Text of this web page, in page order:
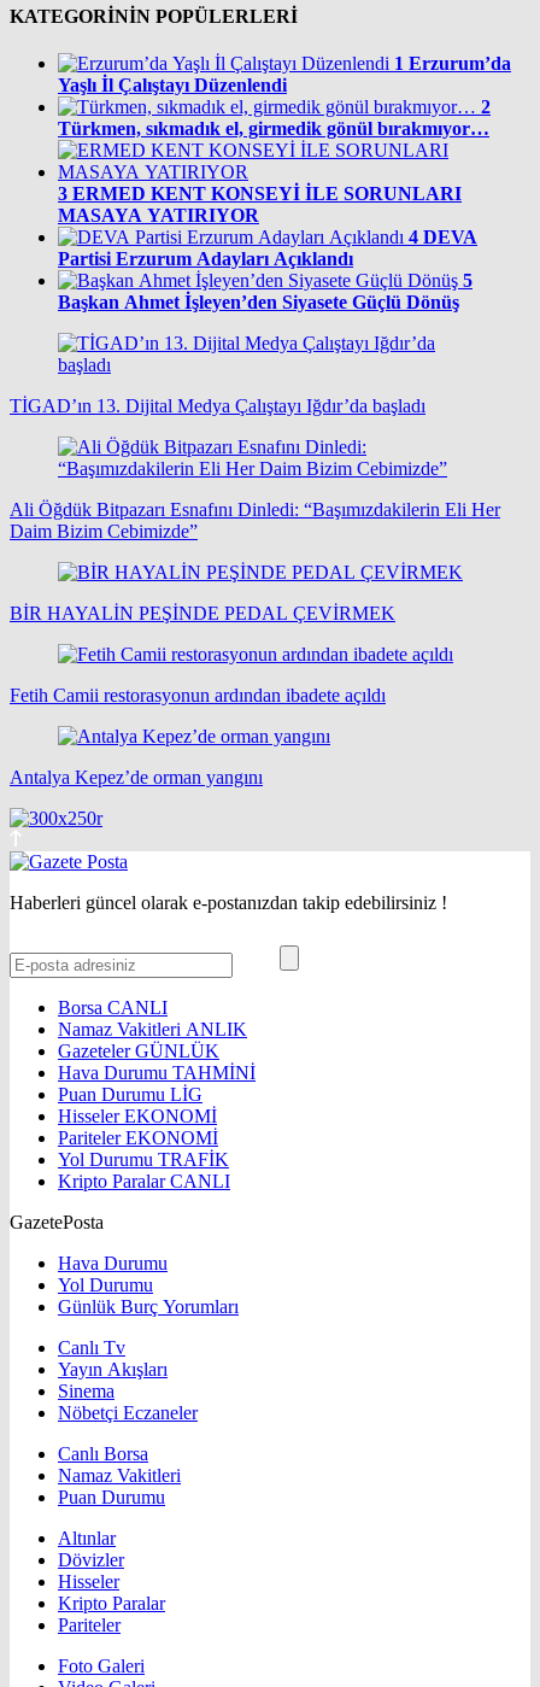
KATEGORİNİN POPÜLERLERİ
1 Erzurum’da
Yaşlı İl Çalıştayı Düzenlendi
2
Türkmen, sıkmadık el, girmedik gönül bırakmıyor…
3 ERMED KENT KONSEYİ İLE SORUNLARI
MASAYA YATIRIYOR
4 DEVA
Partisi Erzurum Adayları Açıklandı
5
Başkan Ahmet İşleyen’den Siyasete Güçlü Dönüş
TİGAD’ın 13. Dijital Medya Çalıştayı Iğdır’da başladı
Ali Öğdük Bitpazarı Esnafını Dinledi: “Başımızdakilerin Eli Her
Daim Bizim Cebimizde”
BİR HAYALİN PEŞİNDE PEDAL ÇEVİRMEK
Fetih Camii restorasyonun ardından ibadete açıldı
Antalya Kepez’de orman yangını
Haberleri güncel olarak e-postanızdan takip edebilirsiniz !
Borsa CANLI
Namaz Vakitleri ANLIK
GazetelerGÜNLÜK
Hava Durumu TAHMİNİ
Puan Durumu LİG
HisselerEKONOMİ
ParitelerEKONOMİ
Yol Durumu TRAFİK
Kripto ParalarCANLI
GazetePosta
Hava Durumu
Yol Durumu
Günlük Burç Yorumları
Canlı Tv
Yayın Akışları
Sinema
Nöbetçi Eczaneler
Canlı Borsa
Namaz Vakitleri
Puan Durumu
Altınlar
Dövizler
Hisseler
Kripto Paralar
Pariteler
Foto Galeri